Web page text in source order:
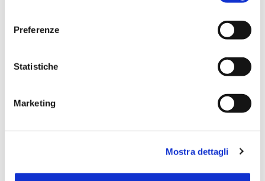
Preferenze
Statistiche
Marketing
Mostra dettagli